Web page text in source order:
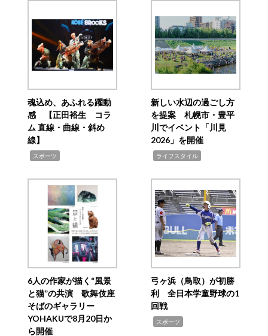
魂込め、あふれる躍動
感 【正田裕生 コラ
ム 直線・曲線・斜め
線】
スポーツ
新しい水辺の過ごし方
を提案 札幌市・豊平
川でイベント「川見
2026」を開催
ライフスタイル
6人の作家が描く“風景
と猫”の共演 歌舞伎座
そばのギャラリー
YOHAKUで8月20日か
ら開催
弓ヶ浜（鳥取）が初勝
利 全日本学童野球の1
回戦
スポーツ